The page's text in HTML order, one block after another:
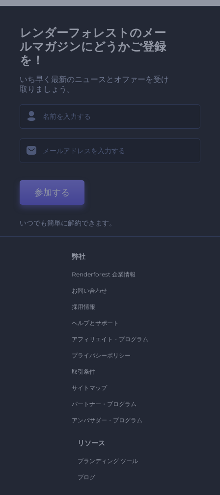
レンダーフォレストのメー
ルマガジンにどうかご登録
を！
いち早く最新のニュースとオファーを受け
取りましょう。
参加する
いつでも簡単に解約できます。
弊社
Renderforest 企業情報
お問い合わせ
採用情報
ヘルプとサポート
アフィリエイト・プログラム
プライバシーポリシー
取引条件
サイトマップ
パートナー・プログラム
アンバサダー・プログラム
リソース
ブランディング ツール
ブログ